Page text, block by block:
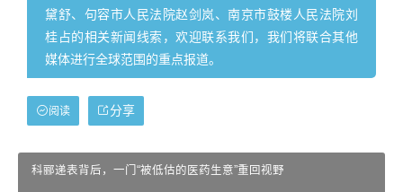
黛舒、句容市人民法院赵剑岚、南京市鼓楼人民法院刘
桂占的相关新闻线索，欢迎联系我们，我们将联合其他
媒体进行全球范围的重点报道。
分享
阅读
科郦递表背后，一门“被低估的医药生意”重回视野